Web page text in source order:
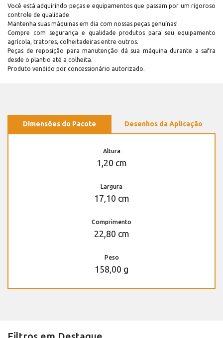
Você está adquirindo peças e equipamentos que passam por um rigoroso
controle de qualidade.
Mantenha suas máquinas em dia com nossas peças genuínas!
Compre com segurança e qualidade produtos para seu equipamento
agrícola, tratores, colheitadeiras entre outros.
Peças de reposição para manutenção dá sua máquina durante a safra
desde o plantio até a colheita.
Produto vendido por concessionário autorizado.
Dimensões do Pacote Desenhos da Aplicação
Altura
1,20 cm
Largura
17,10 cm
Comprimento
22,80 cm
Peso
158,00 g